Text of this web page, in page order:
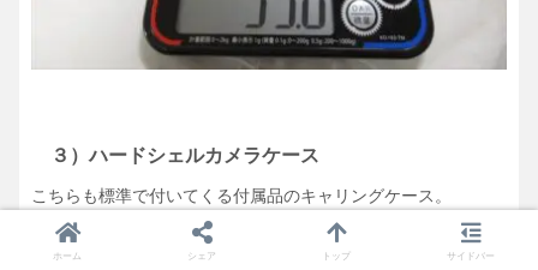
３）ハードシェルカメラケース
こちらも標準で付いてくる付属品のキャリングケース。
ホーム シェア トップ サイドバー